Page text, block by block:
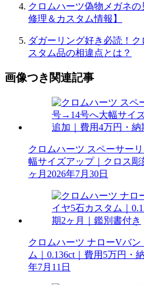
クロムハーツ偽物メガネ
修理＆カスタム情報】
ダガーリング好き必読！
スタム品の相違点とは？
画像つき関連記事
クロムハーツ スペーサー
幅サイズアップ｜クロス
ヶ月 2026年7月30日
クロムハーツ ナローVバ
ム｜0.136ct｜費用5万円・
年7月11日